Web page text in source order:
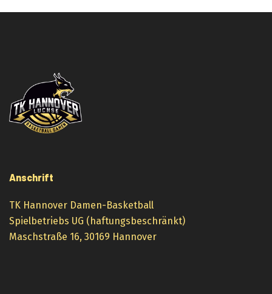
Anschrift
TK Hannover Damen-Basketball
Spielbetriebs UG (haftungsbeschränkt)
Maschstraße 16, 30169 Hannover